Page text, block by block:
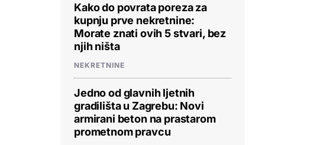
Kako do povrata poreza za
kupnju prve nekretnine:
Morate znati ovih 5 stvari, bez
njih ništa
NEKRETNINE
Jedno od glavnih ljetnih
gradilišta u Zagrebu: Novi
armirani beton na prastarom
prometnom pravcu